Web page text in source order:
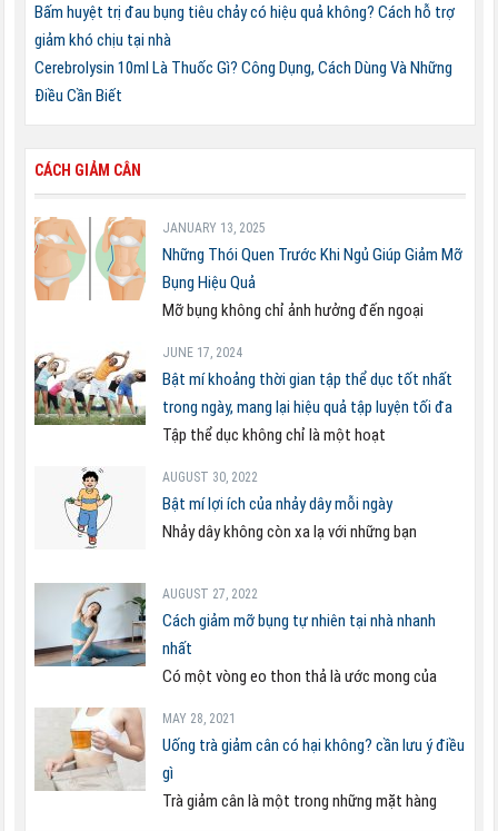
Bấm huyệt trị đau bụng tiêu chảy có hiệu quả không? Cách hỗ trợ
giảm khó chịu tại nhà
Cerebrolysin 10ml Là Thuốc Gì? Công Dụng, Cách Dùng Và Những
Điều Cần Biết
CÁCH GIẢM CÂN
JANUARY 13, 2025
Những Thói Quen Trước Khi Ngủ Giúp Giảm Mỡ
Bụng Hiệu Quả
Mỡ bụng không chỉ ảnh hưởng đến ngoại
JUNE 17, 2024
Bật mí khoảng thời gian tập thể dục tốt nhất
trong ngày, mang lại hiệu quả tập luyện tối đa
Tập thể dục không chỉ là một hoạt
AUGUST 30, 2022
Bật mí lợi ích của nhảy dây mỗi ngày
Nhảy dây không còn xa lạ với những bạn
AUGUST 27, 2022
Cách giảm mỡ bụng tự nhiên tại nhà nhanh
nhất
Có một vòng eo thon thả là ước mong của
MAY 28, 2021
Uống trà giảm cân có hại không? cần lưu ý điều
gì
Trà giảm cân là một trong những mặt hàng